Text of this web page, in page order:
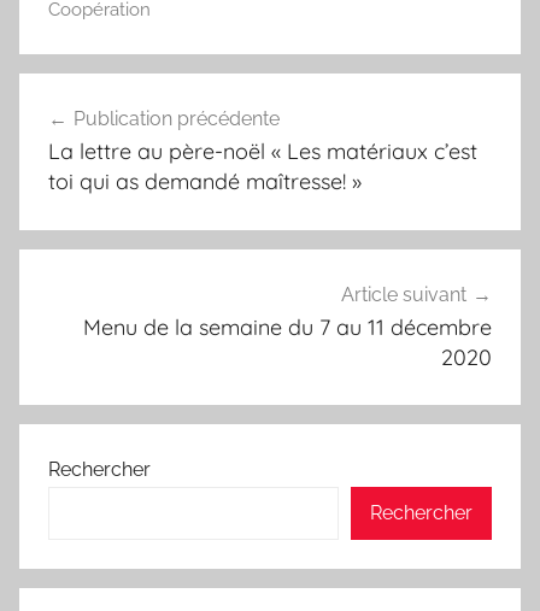
Coopération
de
l’article
Publication précédente
La lettre au père-noël « Les matériaux c’est
toi qui as demandé maîtresse! »
Article suivant
Menu de la semaine du 7 au 11 décembre
2020
Rechercher
Rechercher